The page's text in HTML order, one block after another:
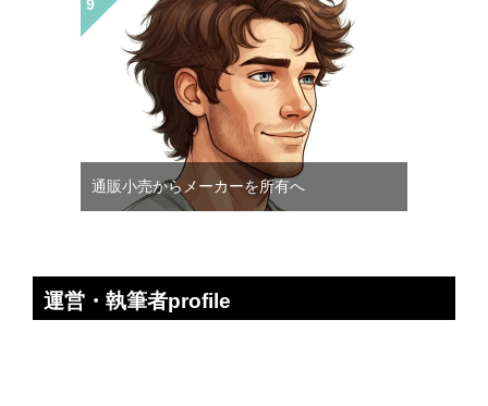
通販小売からメーカーを所有へ
運営・執筆者profile